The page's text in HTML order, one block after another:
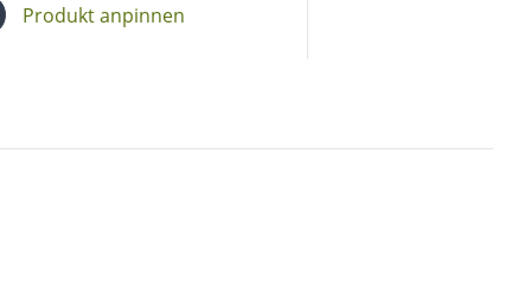
Produkt anpinnen